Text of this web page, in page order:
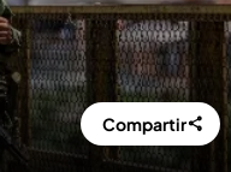
Compartir